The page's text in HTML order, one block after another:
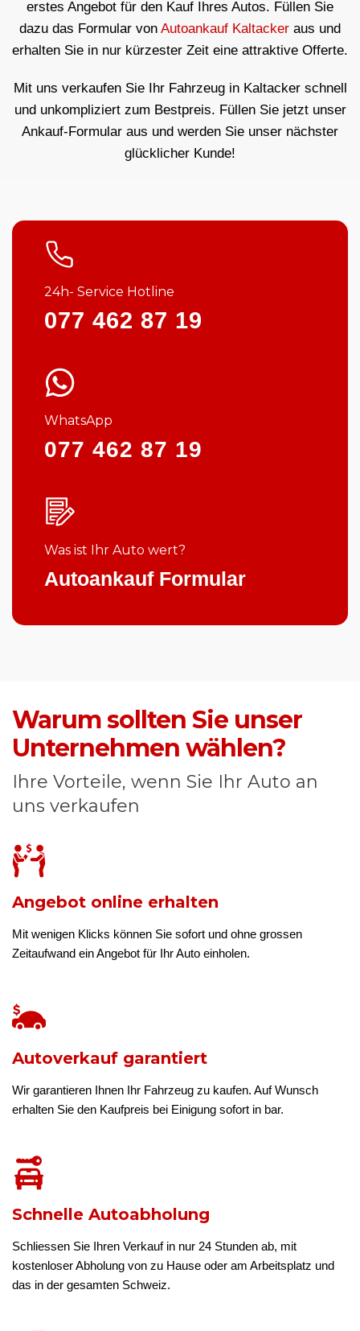
erstes Angebot für den Kauf Ihres Autos. Füllen Sie
dazu das Formular von Autoankauf Kaltacker aus und
erhalten Sie in nur kürzester Zeit eine attraktive Offerte.
Mit uns verkaufen Sie Ihr Fahrzeug in Kaltacker schnell
und unkompliziert zum Bestpreis. Füllen Sie jetzt unser
Ankauf-Formular aus und werden Sie unser nächster
glücklicher Kunde!
24h- Service Hotline
077 462 87 19
WhatsApp
077 462 87 19
Was ist Ihr Auto wert?
Autoankauf Formular
Warum sollten Sie unser
Unternehmen wählen?
Ihre Vorteile, wenn Sie Ihr Auto an
uns verkaufen
Angebot online erhalten
Mit wenigen Klicks können Sie sofort und ohne grossen
Zeitaufwand ein Angebot für Ihr Auto einholen.
Autoverkauf garantiert
Wir garantieren Ihnen Ihr Fahrzeug zu kaufen. Auf Wunsch
erhalten Sie den Kaufpreis bei Einigung sofort in bar.
Schnelle Autoabholung
Schliessen Sie Ihren Verkauf in nur 24 Stunden ab, mit
kostenloser Abholung von zu Hause oder am Arbeitsplatz und
das in der gesamten Schweiz.